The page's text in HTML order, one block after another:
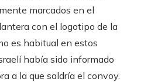
marcados en el
con el logotipo de la
es habitual en estos
había sido informado
a la que saldría el convoy.